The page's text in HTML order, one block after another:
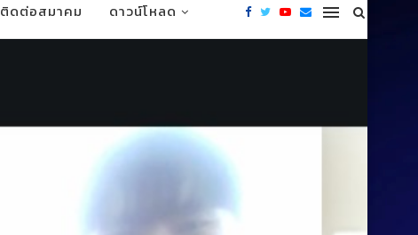
ติดต่อสมาคม ดาวน์โหลด